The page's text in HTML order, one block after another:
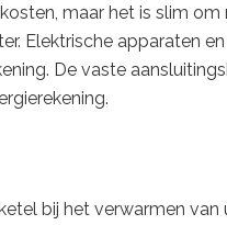
maar het is slim
Elektrische apparaten
De vaste
bij het verwarmen